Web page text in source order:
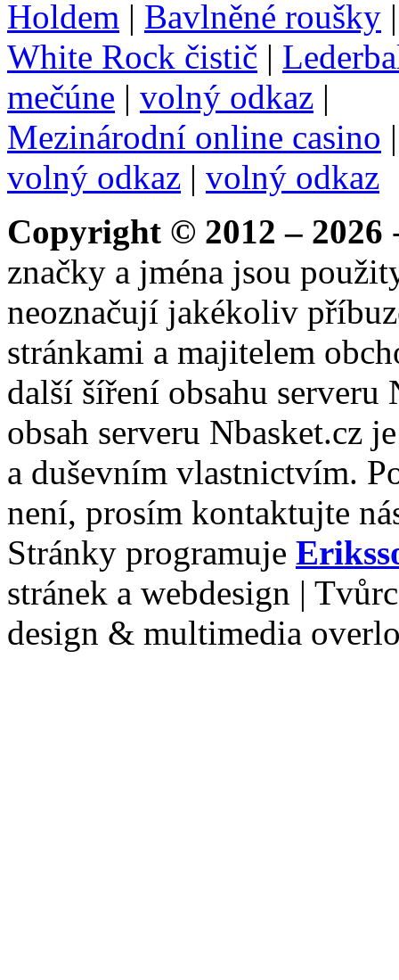
Holdem | Bavlněné roušky
White Rock čistič |
mečúne | volný odkaz |
Mezinárodní online casino
volný odkaz | volný odkaz
Copyright © 2012 – 2026
značky a jména jsou
neoznačují jakékoliv
stránkami a majitelem
další šíření obsahu serveru
obsah serveru Nbasket.cz
a duševním vlastnictvím.
není, prosím kontaktujte
Stránky programuje
stránek a webdesign |
design & multimedia